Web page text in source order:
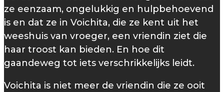
ze eenzaam, ongelukkig en hulpbehoevend
is en dat ze in Voichita, die ze kent uit het
weeshuis van vroeger, een vriendin ziet die
haar troost kan bieden. En hoe dit
gaandeweg tot iets verschrikkelijks leidt.
Voichita is niet meer de vriendin die ze ooit